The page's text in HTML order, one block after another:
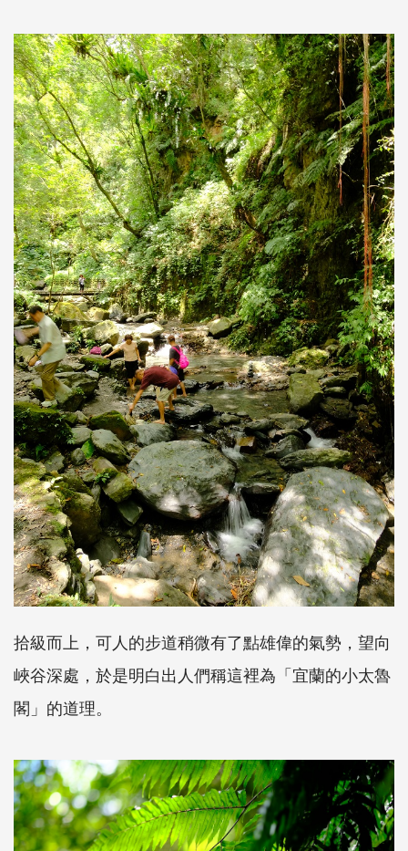
拾級而上，可人的步道稍微有了點雄偉的氣勢，望向
峽谷深處，於是明白出人們稱這裡為「宜蘭的小太魯
閣」的道理。